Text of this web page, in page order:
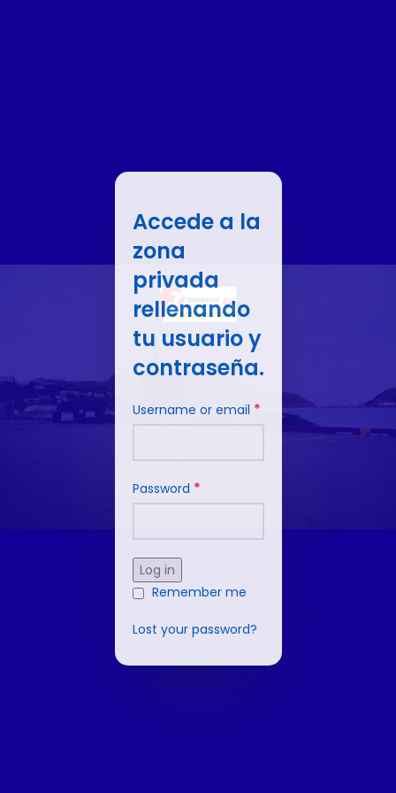
Accede a la
zona
privada
rellenando
tu usuario y
contraseña.
Username or email *
Password *
Log in
Remember me
Lost your password?